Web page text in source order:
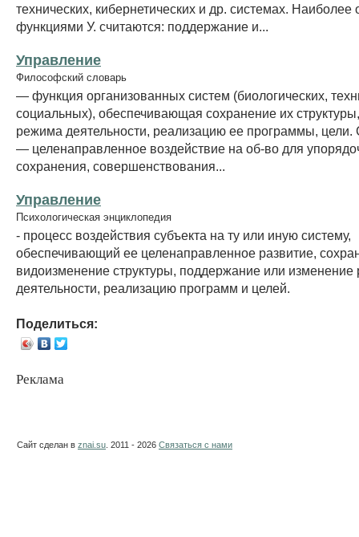
технических, кибернетических и др. системах.
функциями У. считаются: поддержание и...
Управление
Философский словарь
— функция организованных систем (биологических,
социальных), обеспечивающая сохранение их
режима деятельности, реализацию ее программы, цели.
— целенаправленное воздействие на об-во для
сохранения, совершенствования...
Управление
Психологическая энциклопедия
- процесс воздействия субъекта на ту или иную систему,
обеспечивающий ее целенаправленное развитие,
видоизменение структуры, поддержание или
деятельности, реализацию программ и целей.
Поделиться:
Реклама
Сайт сделан в znai.su . 2011 - 2026 Связаться с нами